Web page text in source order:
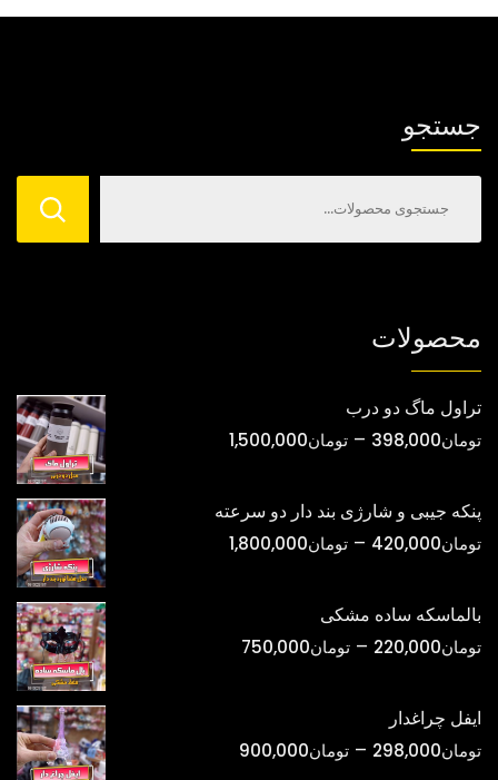
گزینه
صفحه
گزینه
صفحه
محصول
انتخاب
جستجو
محصولات
تراول ماگ دو درب
تومان398,000
– تومان1,500,000محدوده
پنکه جیبی و شارژی بند دار دو سرعته
تومان420,000
– تومان1,800,000محدوده
تومان420,000
بالماسکه ساده مشکی
تومان220,000
– تومان750,000
تومان750,000
ایفل چراغدار
تومان298,000
– تومان900,000